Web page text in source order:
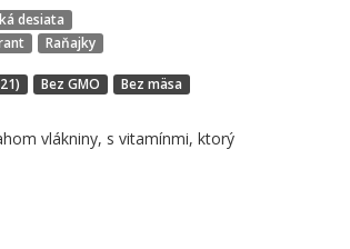
desiata
Raňajky
Bez GMO Bez mäsa
vlákniny, s vitamínmi, ktorý